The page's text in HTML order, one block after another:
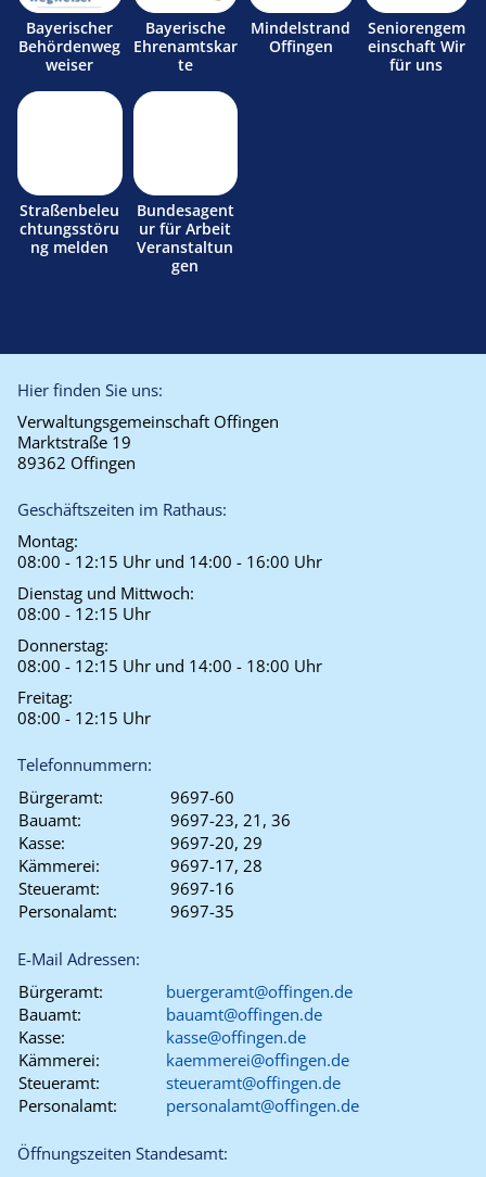
Bayerischer
Behördenweg
weiser
Bayerische
Ehrenamtskar
te
Mindelstrand
Offingen
Seniorengem
einschaft Wir
für uns
Straßenbeleu
chtungsstöru
ng melden
Bundesagent
ur für Arbeit
Veranstaltun
gen
Hier finden Sie uns:
Verwaltungsgemeinschaft Offingen
Marktstraße 19
89362 Offingen
Geschäftszeiten im Rathaus:
Montag:
08:00 - 12:15 Uhr und 14:00 - 16:00 Uhr
Dienstag und Mittwoch:
08:00 - 12:15 Uhr
Donnerstag:
08:00 - 12:15 Uhr und 14:00 - 18:00 Uhr
Freitag:
08:00 - 12:15 Uhr
Telefonnummern:
Bürgeramt:
9697-60
Bauamt:
9697-23, 21, 36
Kasse:
9697-20, 29
Kämmerei:
9697-17, 28
Steueramt:
9697-16
Personalamt:
9697-35
E-Mail Adressen:
Bürgeramt:
buergeramt@offingen.de
Bauamt:
bauamt@offingen.de
Kasse:
kasse@offingen.de
Kämmerei:
kaemmerei@offingen.de
Steueramt:
steueramt@offingen.de
Personalamt:
personalamt@offingen.de
Öffnungszeiten Standesamt: